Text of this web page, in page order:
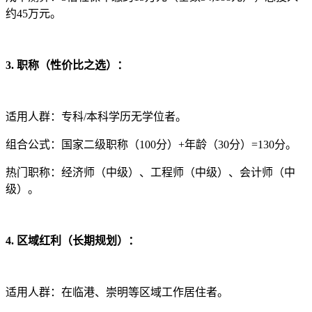
约45万元。
3. 职称（性价比之选）：
适用人群：专科/本科学历无学位者。
组合公式：国家二级职称（100分）+年龄（30分）=130分。
热门职称：经济师（中级）、工程师（中级）、会计师（中
级）。
4. 区域红利（长期规划）：
适用人群：在临港、崇明等区域工作居住者。